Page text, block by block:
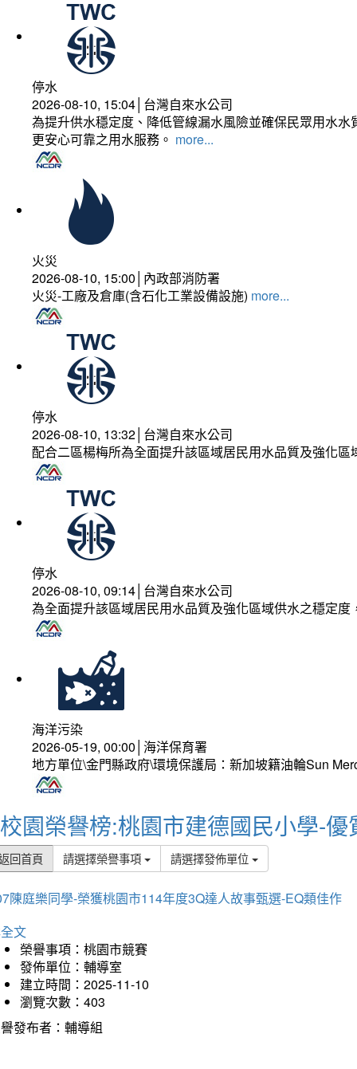
停水
2026-08-10, 15:04│台灣自來水公司
為提升供水穩定度、降低管線漏水風險並確保民眾用水
更安心可靠之用水服務。 more...
火災
2026-08-10, 15:00│內政部消防署
火災-工廠及倉庫(含石化工業設備設施) more...
停水
2026-08-10, 13:32│台灣自來水公司
配合二區楊梅所為全面提升該區域居民用水品質及強化
停水
2026-08-10, 09:14│台灣自來水公司
為全面提升該區域居民用水品質及強化區域供水之穩定
海洋污染
2026-05-19, 00:00│海洋保育署
地方單位\金門縣政府\環境保護局：新加坡籍油輪Sun
校園榮譽榜:桃園市建德國民小學-優
回首頁 請選擇榮譽事項 請選擇發佈單位
陳庭樂同學-榮獲桃園市114年度3Q達人故事甄選-EQ類佳作
文
榮譽事項：桃園市競賽
發佈單位：輔導室
建立時間：2025-11-10
瀏覽次數：403
發布者：輔導組